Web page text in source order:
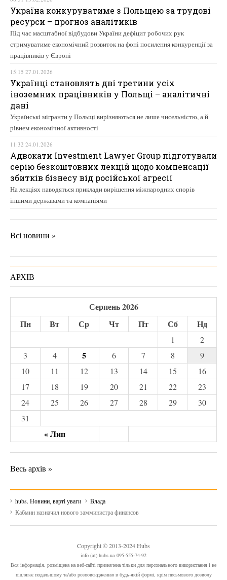
Україна конкуруватиме з Польщею за трудові
ресурси – прогноз аналітиків
Під час масштабної відбудови України дефіцит робочих рук
стримуватиме економічний розвиток на фоні посилення конкуренції за
працівників у Європі
15:15 27.01.2026
Українці становлять дві третини усіх
іноземних працівників у Польщі – аналітичні
дані
Українські мігранти у Польщі вирізняються не лише чисельністю, а й
рівнем економічної активності
11:32 24.01.2026
Адвокати Investment Lawyer Group підготували
серію безкоштовних лекцій щодо компенсації
збитків бізнесу від російської агресії
На лекціях наводяться приклади вирішення міжнародних спорів
іншими державами та компаніями
Всі новини »
АРХІВ
Серпень 2026
Пн
Вт Ср Чт Пт Сб Нд
« Лип
1
2
3
4 5 6 7 8
9
10
11 12 13 14 15
16
17
18 19 20 21 22
23
24
25 26 27 28 29
30
31
Весь архів »
hubs. Новини, варті уваги
Влада
Кабмин назначил нового замминистра финансов
Copyright © 2013-2024 Hubs
info (at) hubs.ua 095-555-74-92
Вся інформація, розміщена на веб-сайті призначена тільки для персонального використання і не
підлягає подальшому та/або розповсюдженню в будь-якій формі, крім письмового дозволу